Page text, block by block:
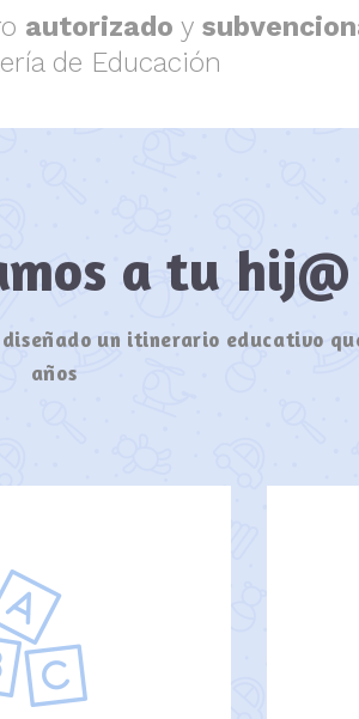
autorizado y
de Educación
a tu hij@
un itinerario educativo
años